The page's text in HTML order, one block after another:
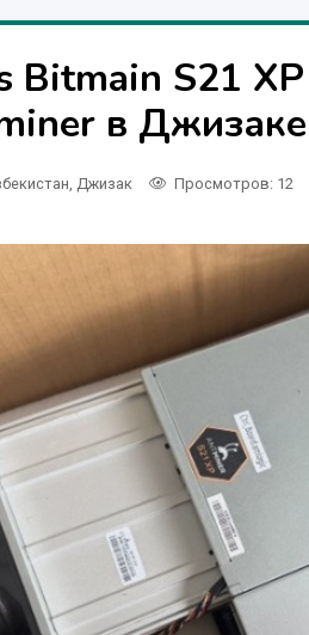
Bitmain S21
в Джизаке
Джизак Просмотров: 12